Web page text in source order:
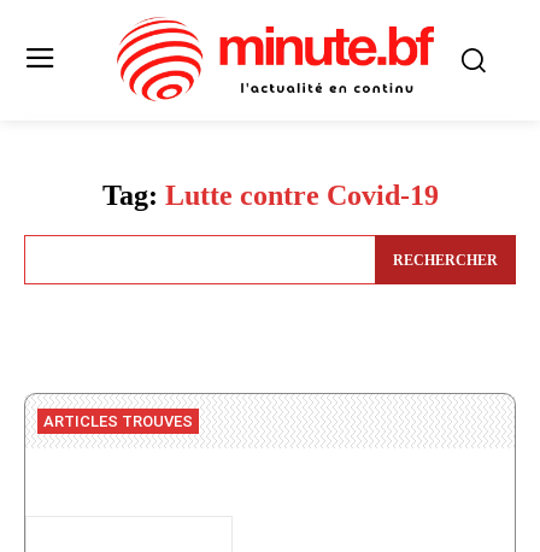
Tag: Lutte contre Covid-19
RECHERCHER
ARTICLES TROUVES